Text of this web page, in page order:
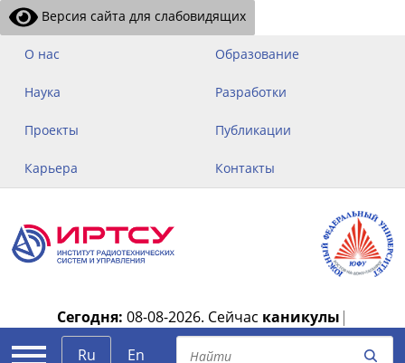
Версия сайта для слабовидящих
О нас Образование
Наука Разработки
Проекты Публикации
Карьера Контакты
Сегодня: 08-08-2026. Сейчас каникулы |
Ru
En